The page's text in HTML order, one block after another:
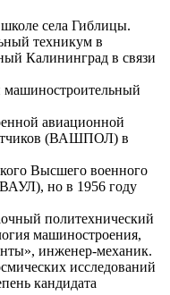
села Гиблицы.
техникум в
Калининград в связи
авиационной
(ВАШПОЛ) в
Высшего военного
но в 1956 году
политехнический
машиностроения,
инженер-механик.
исследований
кандидата